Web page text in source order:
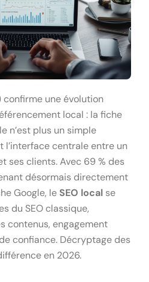
confirme une évolution
local : la fiche
n’est plus un simple
l’interface centrale entre un
ses clients. Avec 69 % des
désormais directement
Google, le SEO local se
du SEO classique,
contenus, engagement
confiance. Décryptage des
en 2026.